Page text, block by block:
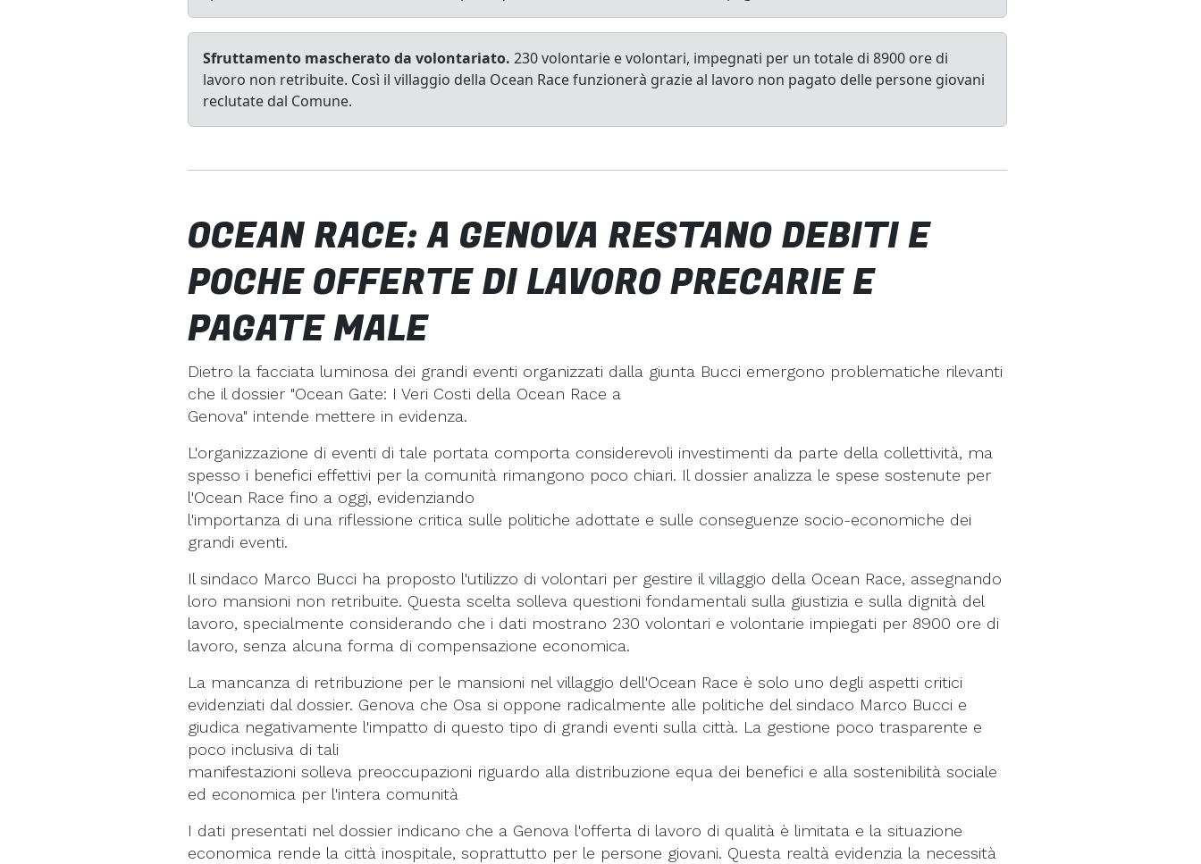
Sfruttamento mascherato da volontariato. 230 volontarie e volontari, impegnati per un totale di 8900 ore di
lavoro non retribuite. Così il villaggio della Ocean Race funzionerà grazie al lavoro non pagato delle persone giovani
reclutate dal Comune.
OCEAN RACE: A GENOVA RESTANO DEBITI E
POCHE OFFERTE DI LAVORO PRECARIE E
PAGATE MALE
Dietro la facciata luminosa dei grandi eventi organizzati dalla giunta Bucci emergono problematiche rilevanti
che il dossier "Ocean Gate: I Veri Costi della Ocean Race a
Genova" intende mettere in evidenza.
L'organizzazione di eventi di tale portata comporta considerevoli investimenti da parte della collettività, ma
spesso i benefici effettivi per la comunità rimangono poco chiari. Il dossier analizza le spese sostenute per
l'Ocean Race fino a oggi, evidenziando
l'importanza di una riflessione critica sulle politiche adottate e sulle conseguenze socio-economiche dei
grandi eventi.
Il sindaco Marco Bucci ha proposto l'utilizzo di volontari per gestire il villaggio della Ocean Race, assegnando
loro mansioni non retribuite. Questa scelta solleva questioni fondamentali sulla giustizia e sulla dignità del
lavoro, specialmente considerando che i dati mostrano 230 volontari e volontarie impiegati per 8900 ore di
lavoro, senza alcuna forma di compensazione economica.
La mancanza di retribuzione per le mansioni nel villaggio dell'Ocean Race è solo uno degli aspetti critici
evidenziati dal dossier. Genova che Osa si oppone radicalmente alle politiche del sindaco Marco Bucci e
giudica negativamente l'impatto di questo tipo di grandi eventi sulla città. La gestione poco trasparente e
poco inclusiva di tali
manifestazioni solleva preoccupazioni riguardo alla distribuzione equa dei benefici e alla sostenibilità sociale
ed economica per l'intera comunità
I dati presentati nel dossier indicano che a Genova l'offerta di lavoro di qualità è limitata e la situazione
economica rende la città inospitale, soprattutto per le persone giovani. Questa realtà evidenzia la necessità